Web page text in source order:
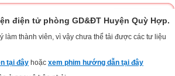
điện tử phòng GD&ĐT Huyện Quỳ Hợp.
làm thành viên, vì vậy chưa thể tải được các tư liệu
tại đây hoặc xem phim hướng dẫn tại đây